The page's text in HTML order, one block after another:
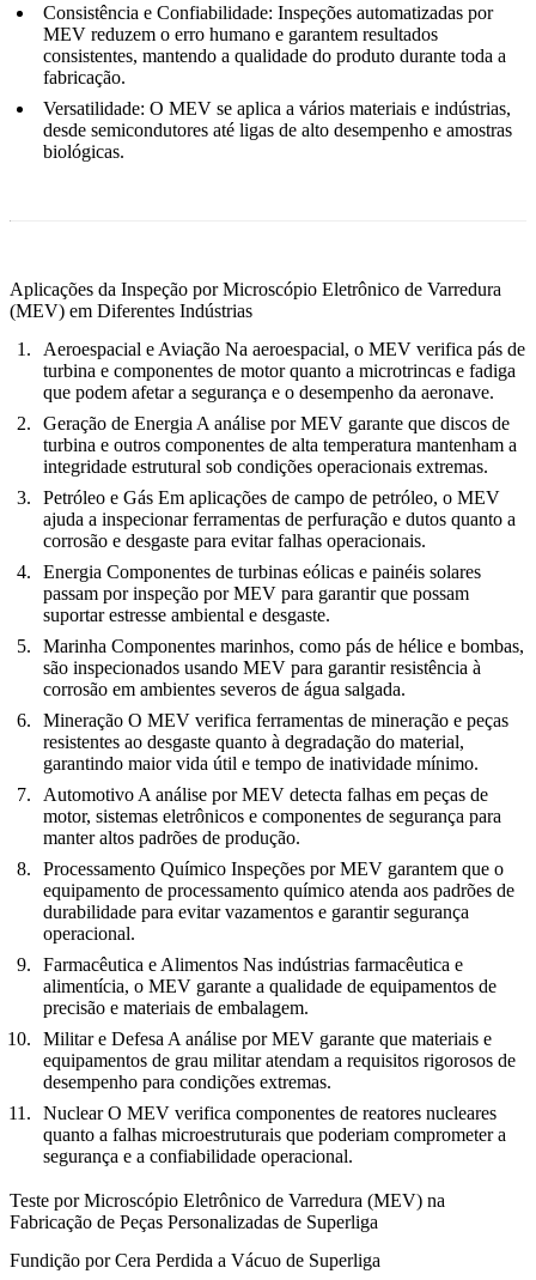
Consistência e Confiabilidade: Inspeções automatizadas por
MEV reduzem o erro humano e garantem resultados
consistentes, mantendo a qualidade do produto durante toda a
fabricação.
Versatilidade: O MEV se aplica a vários materiais e indústrias,
desde semicondutores até ligas de alto desempenho e amostras
biológicas.
Aplicações da Inspeção por Microscópio Eletrônico de Varredura
(MEV) em Diferentes Indústrias
Aeroespacial e Aviação Na aeroespacial, o MEV verifica pás de
turbina e componentes de motor quanto a microtrincas e fadiga
que podem afetar a segurança e o desempenho da aeronave.
Geração de Energia A análise por MEV garante que discos de
turbina e outros componentes de alta temperatura mantenham a
integridade estrutural sob condições operacionais extremas.
Petróleo e Gás Em aplicações de campo de petróleo, o MEV
ajuda a inspecionar ferramentas de perfuração e dutos quanto a
corrosão e desgaste para evitar falhas operacionais.
Energia Componentes de turbinas eólicas e painéis solares
passam por inspeção por MEV para garantir que possam
suportar estresse ambiental e desgaste.
Marinha Componentes marinhos, como pás de hélice e bombas,
são inspecionados usando MEV para garantir resistência à
corrosão em ambientes severos de água salgada.
Mineração O MEV verifica ferramentas de mineração e peças
resistentes ao desgaste quanto à degradação do material,
garantindo maior vida útil e tempo de inatividade mínimo.
Automotivo A análise por MEV detecta falhas em peças de
motor, sistemas eletrônicos e componentes de segurança para
manter altos padrões de produção.
Processamento Químico Inspeções por MEV garantem que o
equipamento de processamento químico atenda aos padrões de
durabilidade para evitar vazamentos e garantir segurança
operacional.
Farmacêutica e Alimentos Nas indústrias farmacêutica e
alimentícia, o MEV garante a qualidade de equipamentos de
precisão e materiais de embalagem.
Militar e Defesa A análise por MEV garante que materiais e
equipamentos de grau militar atendam a requisitos rigorosos de
desempenho para condições extremas.
NuclearO MEV verifica componentes de reatores nucleares
quanto a falhas microestruturais que poderiam comprometer a
segurança e a confiabilidade operacional.
Teste por Microscópio Eletrônico de Varredura (MEV) na
Fabricação de Peças Personalizadas de Superliga
Fundição por Cera Perdida a Vácuo de Superliga